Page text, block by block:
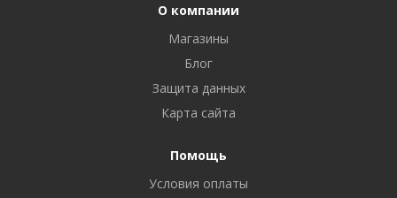
О компании
Магазины
Блог
Защита данных
Карта сайта
Помощь
Условия оплаты